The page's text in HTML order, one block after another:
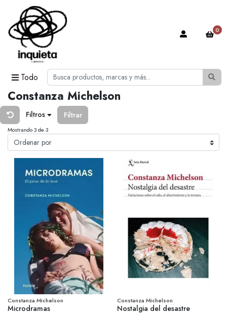
Todo
0
Constanza Michelson
Filtros Filtrar
Mostrando 3 de 3
Constanza Michelson
Microdramas
Constanza Michelson
Nostalgia del desastre